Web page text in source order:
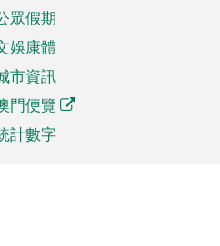
眾假期
娛康體
市資訊
門便覽
計數字